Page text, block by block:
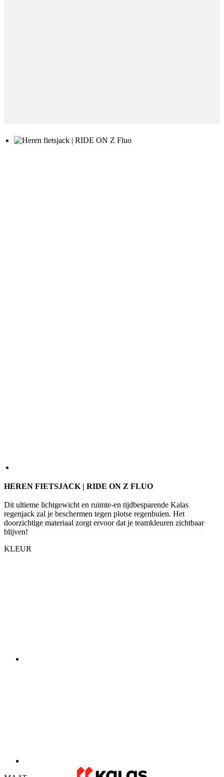
HEREN FIETSJACK | RIDE ON Z FLUO
Dit ultieme lichtgewicht en ruimte-en tijdbesparende Kalas
regenjack zal je beschermen tegen plotse regenbuien. Het
doorzichtige materiaal zorgt ervoor dat je teamkleuren zichtbaar
blijven!
KLEUR